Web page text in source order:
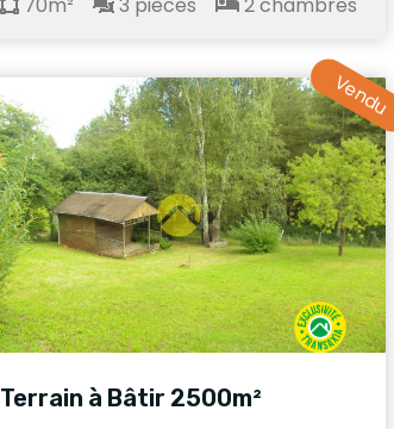
Vendu
Terrain à Bâtir 2500m²